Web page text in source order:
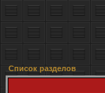
Список разделов